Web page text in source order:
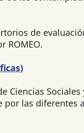
de
ROMEO.
las diferentes